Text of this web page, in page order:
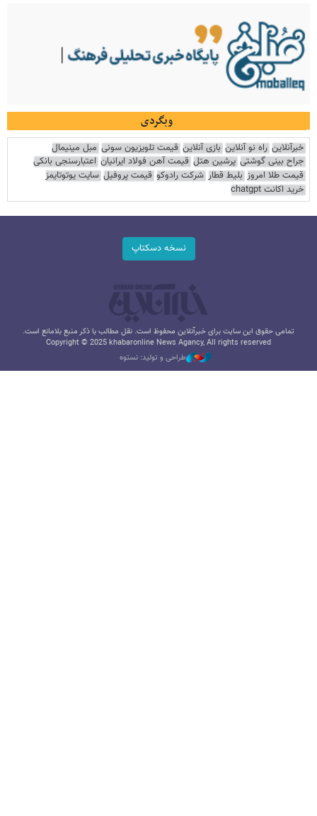
وبگردی
خبرآنلاین راه نو آنلاین بازی آنلاین قیمت تلویزیون سونی مبل مینیمال
جراح بینی گوشتی پرشین هتل قیمت آهن فولاد ایرانیان اعتبارسنجی بانکی
قیمت طلا امروز بلیط قطار شرکت رادوکو قیمت پروفیل سایت یوتوتایمز
خرید اکانت chatgpt
نسخه دسکتاپ
تمامی حقوق این سایت برای خبرآنلاین محفوظ است. نقل مطالب با ذکر منبع بلامانع است.
Copyright © 2025 khabaronline News Agancy, All rights reserved
طراحی و تولید: نستوه